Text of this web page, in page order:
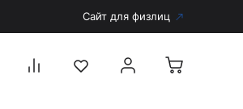
Сайт для физлиц